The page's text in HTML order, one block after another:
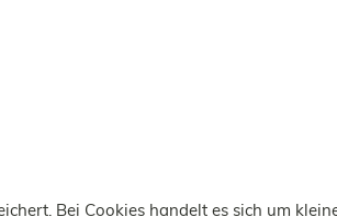
Bei Cookies handelt es sich um